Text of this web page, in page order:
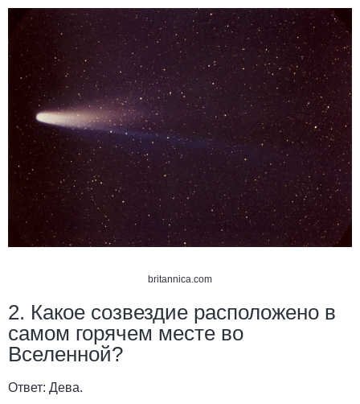
britannica.com
2. Какое созвездие расположено в
самом горячем месте во
Вселенной?
Ответ: Дева.